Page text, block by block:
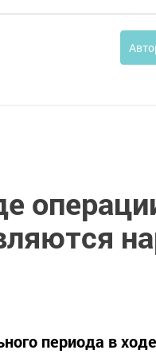
периода в